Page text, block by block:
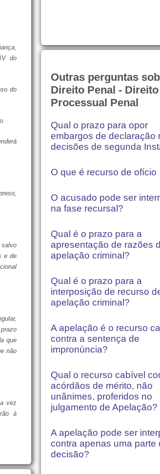
do
do
e de
que
não
vez
à
Outras perguntas
Direito Penal - Direito
Processual Penal
Qual o prazo para opor
embargos de declaração
decisões de segunda
O que é recurso de ofício
O acusado pode ser
na fase recursal?
Qual é o prazo para a
apresentação de razões
apelação criminal?
Qual é o prazo para a
interposição de recurso
apelação criminal?
A apelação é o recurso
contra a sentença de
impronúncia?
Qual o recurso cabível
acórdãos de mérito, não
unânimes, proferidos no
julgamento de Apelação?
A apelação pode ser
contra apenas uma parte
decisão?